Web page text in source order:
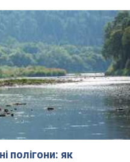
полігони: як